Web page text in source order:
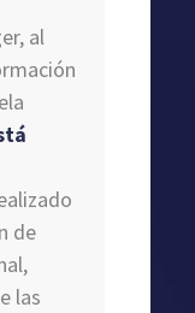
al
de
las